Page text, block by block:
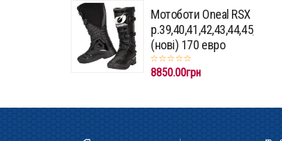
Мотоботи Oneal RSX
p.39,40,41,42,43,44,45,46,47
(нові) 170 евро
8850.00грн